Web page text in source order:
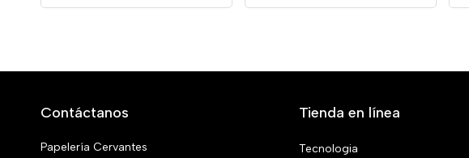
Contáctanos
Papelería Cervantes
Tienda en línea
Tecnologia